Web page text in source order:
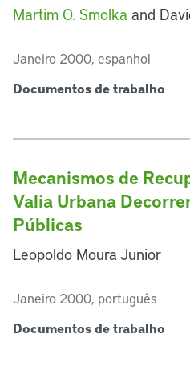
Martim O. Smolka and
Janeiro 2000, espanhol
Documentos de trabalho
Mecanismos de
Valia Urbana
Públicas
Leopoldo Moura Junior
Janeiro 2000, português
Documentos de trabalho